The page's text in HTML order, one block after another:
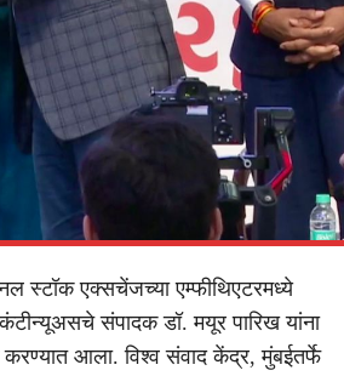
स्टॉक एक्सचेंजच्या एम्फीथिएटरमध्ये
संपादक डॉ. मयूर पारिख यांना
करण्यात आला. विश्व संवाद केंद्र, मुंबईतर्फे